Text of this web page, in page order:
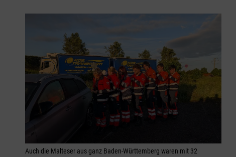
Auch die Malteser aus ganz Baden-Württemberg waren mit 32